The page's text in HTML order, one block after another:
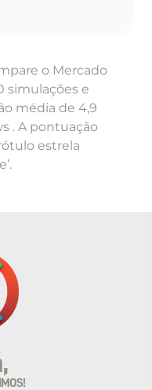
o Mercado
simulações e
média de 4,9
. A pontuação
estrela